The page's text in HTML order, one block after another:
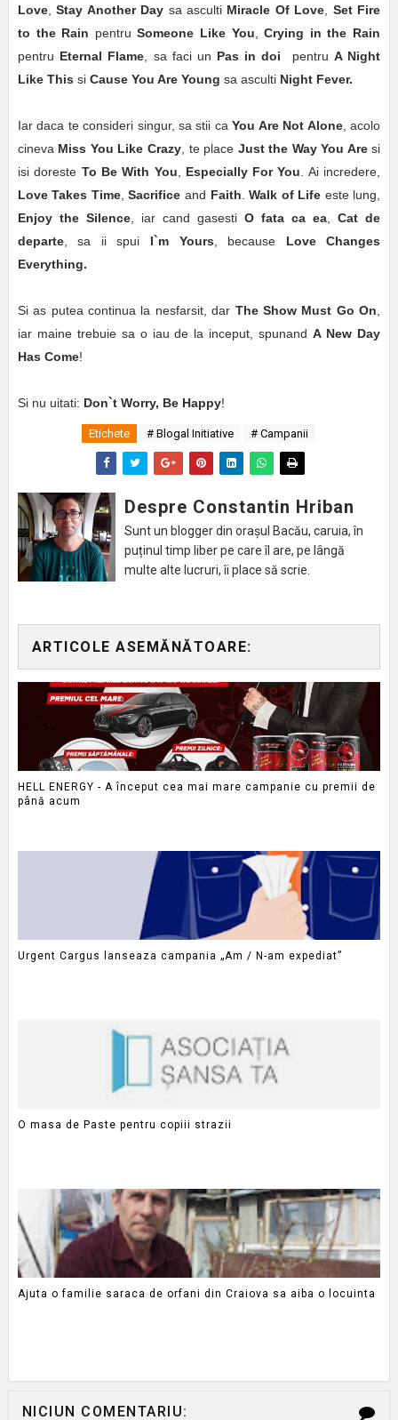
Love,Stay Another Day sa asculti Miracle Of Love
Set Fire
to the Rain pentruSomeone Like You ,Crying in the Rain
pentru Eternal Flame , sa faci un Pas in doi pentru A Night
Like This si Cause You Are Young sa asculti Night Fever.
Iar daca te consideri singur, sa stii caYou Are Not Alone, acolo
cineva Miss You Like Crazy , te place Just the Way You Aresi
isi doreste To Be With You Especially For You . Ai incredere,
Love Takes Time,Sacrifice and Faith .Walk of Life este lung,
Enjoy the Silence, iar cand gasesti O fata ca ea ,Cat de
departe, sa ii spui I`m Yours , because Love Changes
Everything.
Si as putea continua la nesfarsit, dar The Show Must Go On
iar maine trebuie sa o iau de la inceput, spunandA New Day
Has Come!
Si nu uitati: Don`t Worry, Be Happy!
Etichete # Blogal Initiative # Campanii
Despre Constantin Hriban
Sunt un blogger din orașul Bacău, caruia, în
puținul timp liber pe care îl are, pe lângă
multe alte lucruri, îi place să scrie.
ARTICOLE ASEMĂNĂTOARE:
HELL ENERGY - A început cea mai mare campanie cu premii de
până acum
Urgent Cargus lanseaza campania „Am / N-am expediat”
O masa de Paste pentru copiii strazii
Ajuta o familie saraca de orfani din Craiova sa aiba o locuinta
NICIUN COMENTARIU: